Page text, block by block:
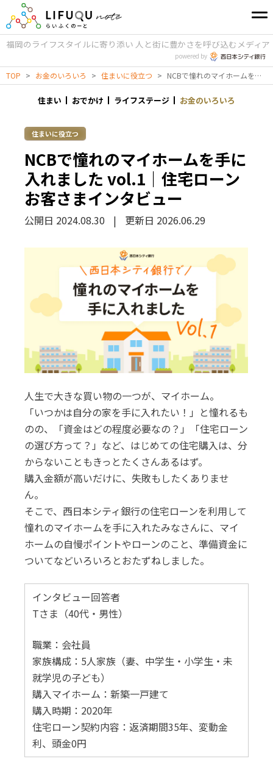
福岡のライフスタイルに寄り添い 人と街に豊かさを呼び込むメディア
powered by
TOP > お金のいろいろ > 住まいに役立つ > NCBで憧れのマイホームを手に入れました vol.1｜住宅ローンお客さまインタビュー
住まい おでかけ ライフステージ お金のいろいろ
住まいに役立つ
NCBで憧れのマイホームを手に
入れました vol.1｜住宅ローン
お客さまインタビュー
公開日 2024.08.30 | 更新日 2026.06.29
人生で大きな買い物の一つが、マイホーム。
「いつかは自分の家を手に入れたい！」と憧れるも
のの、「資金はどの程度必要なの？」「住宅ローン
の選び方って？」など、はじめての住宅購入は、分
からないこともきっとたくさんあるはず。
購入金額が高いだけに、失敗もしたくありませ
ん。
そこで、西日本シティ銀行の住宅ローンを利用して
憧れのマイホームを手に入れたみなさんに、マイ
ホームの自慢ポイントやローンのこと、準備資金に
ついてなどいろいろとおたずねしました。
インタビュー回答者
Tさま（40代・男性）
職業：会社員
家族構成：5人家族（妻、中学生・小学生・未
就学児の子ども）
購入マイホーム：新築一戸建て
購入時期：2020年
住宅ローン契約内容：返済期間35年、変動金
利、頭金0円